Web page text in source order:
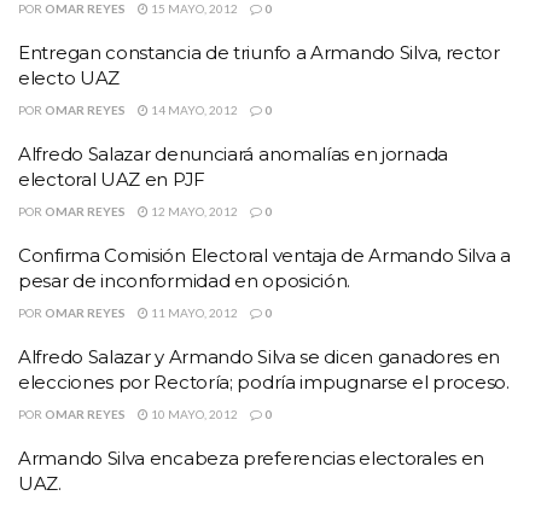
POR OMAR REYES 15 MAYO, 2012 0
Entregan constancia de triunfo a Armando Silva, rector
electo UAZ
POR OMAR REYES 14 MAYO, 2012 0
Alfredo Salazar denunciará anomalías en jornada
electoral UAZ en PJF
POR OMAR REYES 12 MAYO, 2012 0
Confirma Comisión Electoral ventaja de Armando Silva a
pesar de inconformidad en oposición.
POR OMAR REYES 11 MAYO, 2012 0
Alfredo Salazar y Armando Silva se dicen ganadores en
elecciones por Rectoría; podría impugnarse el proceso.
POR OMAR REYES 10 MAYO, 2012 0
Armando Silva encabeza preferencias electorales en
UAZ.